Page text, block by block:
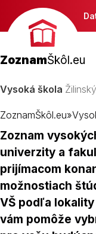
ZoznamŠkôl.eu
Vysoká škola
ZoznamŠkôl.eu»
Zoznam
univerzity a
prijímacom
možnostiach
VŠ podľa lokality
vám pomôže